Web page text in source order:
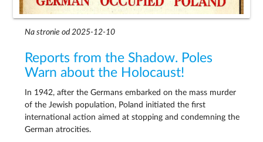
Na stronie od 2025-12-10
Reports from the Shadow. Poles
Warn about the Holocaust!
In 1942, after the Germans embarked on the mass murder
of the Jewish population, Poland initiated the first
international action aimed at stopping and condemning the
German atrocities.